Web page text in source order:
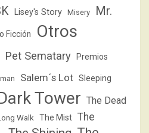
Lisey's Story Misery
Mr.
Ficción
Otros
Pet Sematary Premios
Salem´s Lot Sleeping
Tower The Dead
Walk The Mist The